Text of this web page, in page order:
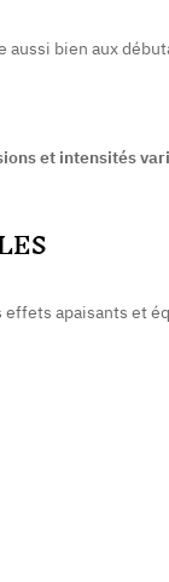
bien aux
et intensités
apaisants et